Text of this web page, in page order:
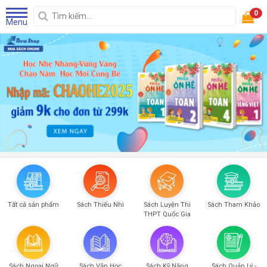
Menu
0
Tất cả sản phẩm Sách Thiếu Nhi
Sách Luyện Thi
THPT Quốc Gia
Sách Tham Khảo